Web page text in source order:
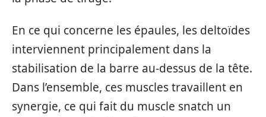
En ce qui concerne les épaules, les deltoïdes
interviennent principalement dans la
stabilisation de la barre au-dessus de la tête.
Dans l’ensemble, ces muscles travaillent en
synergie, ce qui fait du muscle snatch un